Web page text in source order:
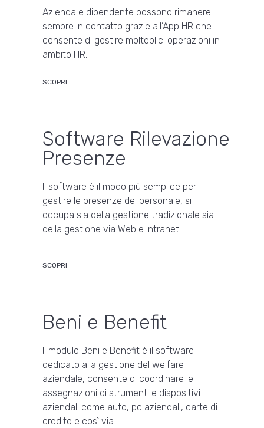
Azienda e dipendente possono rimanere
sempre in contatto grazie all’App HR che
consente di gestire molteplici operazioni in
ambito HR.
SCOPRI
Software Rilevazione
Presenze
Il software è il modo più semplice per
gestire le presenze del personale, si
occupa sia della gestione tradizionale sia
della gestione via Web e intranet.
SCOPRI
Beni e Benefit
Il modulo Beni e Benefit è il software
dedicato alla gestione del welfare
aziendale, consente di coordinare le
assegnazioni di strumenti e dispositivi
aziendali come auto, pc aziendali, carte di
credito e così via.